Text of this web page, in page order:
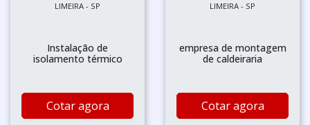
LIMEIRA - SP
Instalação de
isolamento térmico
Cotar agora
LIMEIRA - SP
empresa de montagem
de caldeiraria
Cotar agora